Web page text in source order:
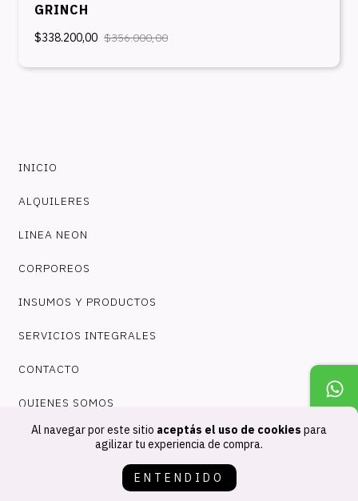
Al navegar por este sitio aceptás el uso de cookies para
agilizar tu experiencia de compra.
ENTENDIDO
GRINCH
$338.200,00 $356.000,00
INICIO
ALQUILERES
LINEA NEON
CORPOREOS
INSUMOS Y PRODUCTOS
SERVICIOS INTEGRALES
CONTACTO
QUIENES SOMOS
COMO COMPRAR
POLÍTICA DE DEVOLUCIÓN